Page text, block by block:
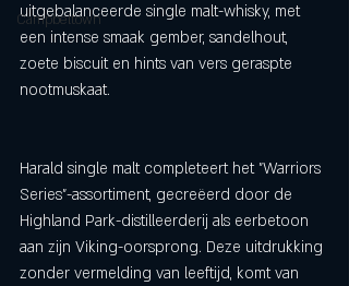
Campbeltown
uitgebalanceerde single malt-whisky, met
een intense smaak gember, sandelhout,
zoete biscuit en hints van vers geraspte
nootmuskaat.
Harald single malt completeert het "Warriors
Series"-assortiment, gecreëerd door de
Highland Park-distilleerderij als eerbetoon
aan zijn Viking-oorsprong. Deze uitdrukking
zonder vermelding van leeftijd, komt van